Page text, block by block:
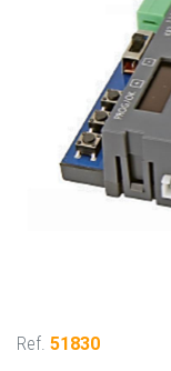
Ref. 51830